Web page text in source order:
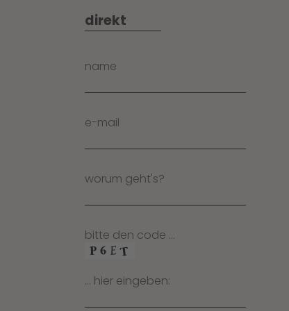
direkt
name
e-mail
worum geht's?
bitte den code …
… hier eingeben: